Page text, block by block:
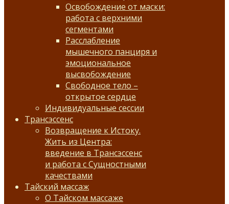
Освобождение от маски:
работа с верхними
сегментами
Расслабление
мышечного панциря и
эмоциональное
высвобождение
Свободное тело –
открытое сердце
Индивидуальные сессии
Трансэссенс
Возвращение к Истоку.
Жить из Центра:
введение в Трансэссенс
и работа с Сущностными
качествами
Тайский массаж
О Тайском массаже